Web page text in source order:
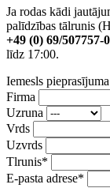
Ja rodas kādi
palīdzības tālrunis
+49 (0) 69/507757-0
līdz 17:00.
Iemesls pieprasījuma
Firma
Uzruna
Vrds
Uzvrds
Tlrunis*
E-pasta adrese*